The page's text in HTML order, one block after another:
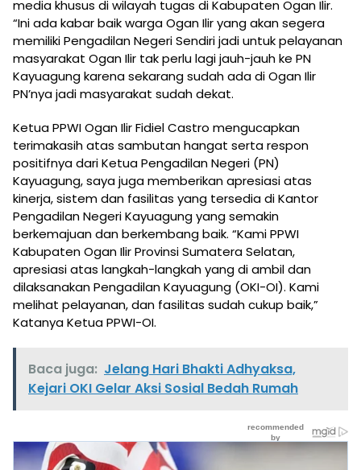
media khusus di wilayah tugas di Kabupaten Ogan Ilir.
“Ini ada kabar baik warga Ogan Ilir yang akan segera
memiliki Pengadilan Negeri Sendiri jadi untuk pelayanan
masyarakat Ogan Ilir tak perlu lagi jauh-jauh ke PN
Kayuagung karena sekarang sudah ada di Ogan Ilir
PN’nya jadi masyarakat sudah dekat.
Ketua PPWI Ogan Ilir Fidiel Castro mengucapkan
terimakasih atas sambutan hangat serta respon
positifnya dari Ketua Pengadilan Negeri (PN)
Kayuagung, saya juga memberikan apresiasi atas
kinerja, sistem dan fasilitas yang tersedia di Kantor
Pengadilan Negeri Kayuagung yang semakin
berkemajuan dan berkembang baik. “Kami PPWI
Kabupaten Ogan Ilir Provinsi Sumatera Selatan,
apresiasi atas langkah-langkah yang di ambil dan
dilaksanakan Pengadilan Kayuagung (OKI-OI). Kami
melihat pelayanan, dan fasilitas sudah cukup baik,”
Katanya Ketua PPWI-OI.
Baca juga: Jelang Hari Bhakti Adhyaksa,
Kejari OKI Gelar Aksi Sosial Bedah Rumah